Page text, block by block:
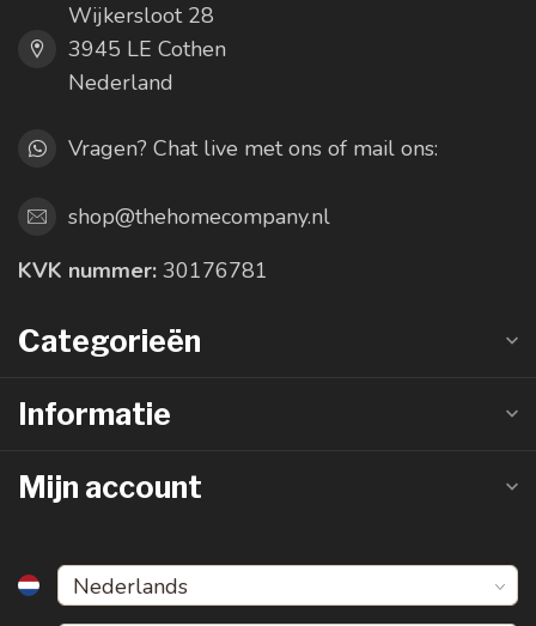
Wijkersloot 28
3945 LE Cothen
Nederland
Vragen? Chat live met ons of mail ons:
shop@thehomecompany.nl
KVK nummer: 30176781
Categorieën
Informatie
Mijn account